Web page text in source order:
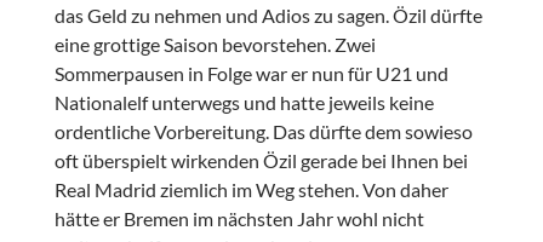
das Geld zu nehmen und Adios zu sagen. Özil dürfte
eine grottige Saison bevorstehen. Zwei
Sommerpausen in Folge war er nun für U21 und
Nationalelf unterwegs und hatte jeweils keine
ordentliche Vorbereitung. Das dürfte dem sowieso
oft überspielt wirkenden Özil gerade bei Ihnen bei
Real Madrid ziemlich im Weg stehen. Von daher
hätte er Bremen im nächsten Jahr wohl nicht